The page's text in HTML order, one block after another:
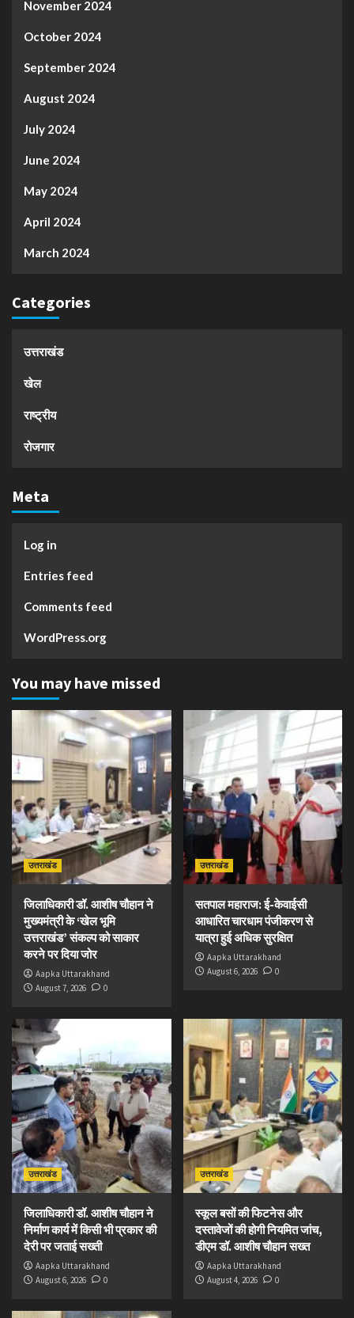
November 2024
October 2024
September 2024
August 2024
July 2024
June 2024
May 2024
April 2024
March 2024
Categories
उत्तराखंड
खेल
राष्ट्रीय
रोजगार
Meta
Log in
Entries feed
Comments feed
WordPress.org
You may have missed
उत्तराखंड
जिलाधिकारी डॉ. आशीष चौहान ने
मुख्यमंत्री के ‘खेल भूमि
उत्तराखंड’ संकल्प को साकार
करने पर दिया जोर
Aapka Uttarakhand
August 7, 2026
0
उत्तराखंड
सतपाल महाराज: ई-केवाईसी
आधारित चारधाम पंजीकरण से
यात्रा हुई अधिक सुरक्षित
Aapka Uttarakhand
August 6, 2026
0
उत्तराखंड
जिलाधिकारी डॉ. आशीष चौहान ने
निर्माण कार्य में किसी भी प्रकार की
देरी पर जताई सख्ती
Aapka Uttarakhand
August 6, 2026
0
उत्तराखंड
स्कूल बसों की फिटनेस और
दस्तावेजों की होगी नियमित जांच,
डीएम डॉ. आशीष चौहान सख्त
Aapka Uttarakhand
August 4, 2026
0